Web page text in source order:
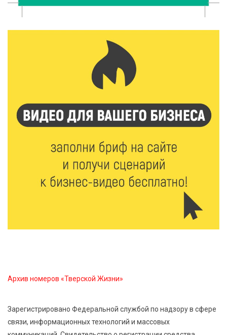
Водителям региона напоминают о правилах
перевозки детей в машине
368
Тверские школьники покорили Дальний Восток:
итоги смены в ВДЦ «Океан»
«Дух больших побед»: глава спорткомитета оценил
состояние СШОР по гребле в Твери
Архив номеров «Тверской Жизни»
Зарегистрировано Федеральной службой по надзору в сфере
связи, информационных технологий и массовых